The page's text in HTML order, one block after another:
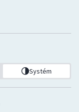
Systém